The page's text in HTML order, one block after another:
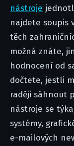
nástroje
najdete soupis
těch
možná znáte,
hodnocení od
dočtete, jestli
raději sáhnout
nástroje se
systémy,
e-mailových